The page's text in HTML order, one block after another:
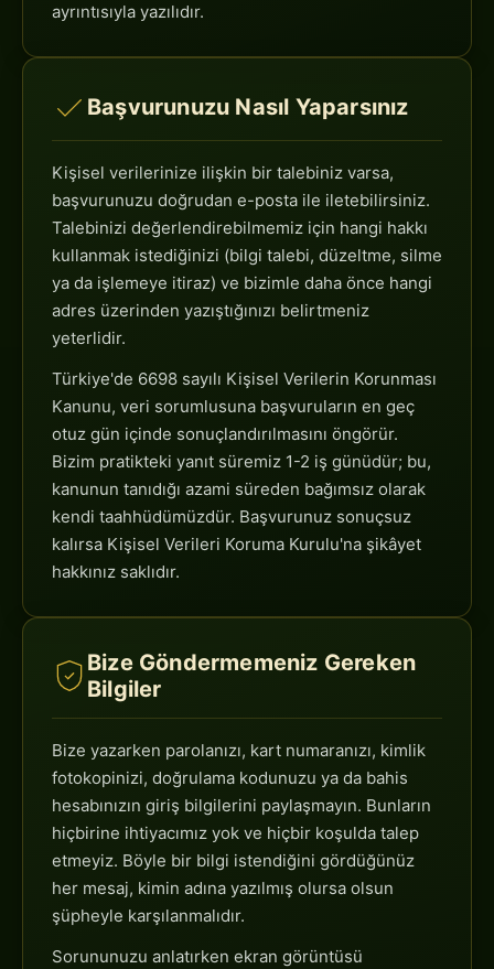
ayrıntısıyla yazılıdır.
Başvurunuzu Nasıl Yaparsınız
Kişisel verilerinize ilişkin bir talebiniz varsa,
başvurunuzu doğrudan e-posta ile iletebilirsiniz.
Talebinizi değerlendirebilmemiz için hangi hakkı
kullanmak istediğinizi (bilgi talebi, düzeltme, silme
ya da işlemeye itiraz) ve bizimle daha önce hangi
adres üzerinden yazıştığınızı belirtmeniz
yeterlidir.
Türkiye'de 6698 sayılı Kişisel Verilerin Korunması
Kanunu, veri sorumlusuna başvuruların en geç
otuz gün içinde sonuçlandırılmasını öngörür.
Bizim pratikteki yanıt süremiz 1-2 iş günüdür; bu,
kanunun tanıdığı azami süreden bağımsız olarak
kendi taahhüdümüzdür. Başvurunuz sonuçsuz
kalırsa Kişisel Verileri Koruma Kurulu'na şikâyet
hakkınız saklıdır.
Bize Göndermemeniz Gereken
Bilgiler
Bize yazarken parolanızı, kart numaranızı, kimlik
fotokopinizi, doğrulama kodunuzu ya da bahis
hesabınızın giriş bilgilerini paylaşmayın. Bunların
hiçbirine ihtiyacımız yok ve hiçbir koşulda talep
etmeyiz. Böyle bir bilgi istendiğini gördüğünüz
her mesaj, kimin adına yazılmış olursa olsun
şüpheyle karşılanmalıdır.
Sorununuzu anlatırken ekran görüntüsü